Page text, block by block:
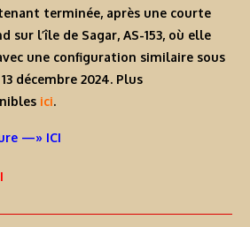
terminée, après une courte
sur l’île de Sagar, AS-153, où elle
une configuration similaire sous
décembre 2024. Plus
ici.
—» ICI